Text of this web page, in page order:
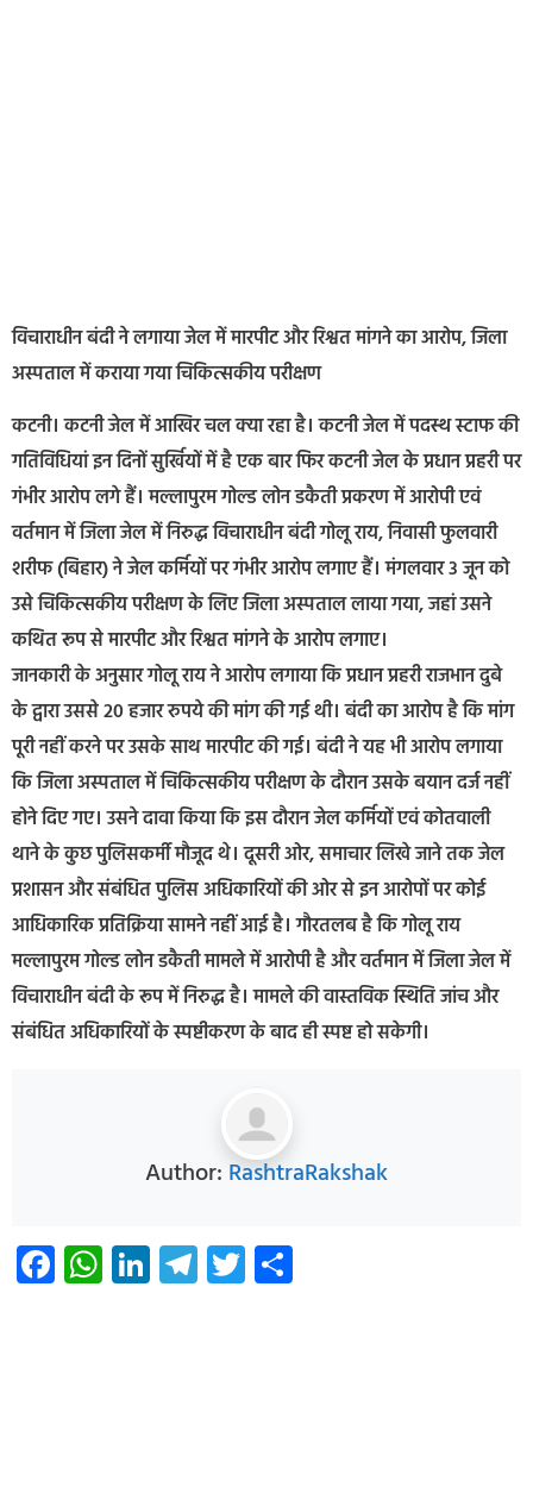
विचाराधीन बंदी ने लगाया जेल में मारपीट और रिश्वत मांगने का आरोप, जिला
अस्पताल में कराया गया चिकित्सकीय परीक्षण
कटनी। कटनी जेल में आखिर चल क्या रहा है। कटनी जेल में पदस्थ स्टाफ की
गतिविधियां इन दिनों सुर्खियों में है एक बार फिर कटनी जेल के प्रधान प्रहरी पर
गंभीर आरोप लगे हैं। मल्लापुरम गोल्ड लोन डकैती प्रकरण में आरोपी एवं
वर्तमान में जिला जेल में निरुद्ध विचाराधीन बंदी गोलू राय, निवासी फुलवारी
शरीफ (बिहार) ने जेल कर्मियों पर गंभीर आरोप लगाए हैं। मंगलवार 3 जून को
उसे चिकित्सकीय परीक्षण के लिए जिला अस्पताल लाया गया, जहां उसने
कथित रूप से मारपीट और रिश्वत मांगने के आरोप लगाए।
जानकारी के अनुसार गोलू राय ने आरोप लगाया कि प्रधान प्रहरी राजभान दुबे
के द्वारा उससे 20 हजार रुपये की मांग की गई थी। बंदी का आरोप है कि मांग
पूरी नहीं करने पर उसके साथ मारपीट की गई। बंदी ने यह भी आरोप लगाया
कि जिला अस्पताल में चिकित्सकीय परीक्षण के दौरान उसके बयान दर्ज नहीं
होने दिए गए। उसने दावा किया कि इस दौरान जेल कर्मियों एवं कोतवाली
थाने के कुछ पुलिसकर्मी मौजूद थे। दूसरी ओर, समाचार लिखे जाने तक जेल
प्रशासन और संबंधित पुलिस अधिकारियों की ओर से इन आरोपों पर कोई
आधिकारिक प्रतिक्रिया सामने नहीं आई है। गौरतलब है कि गोलू राय
मल्लापुरम गोल्ड लोन डकैती मामले में आरोपी है और वर्तमान में जिला जेल में
विचाराधीन बंदी के रूप में निरुद्ध है। मामले की वास्तविक स्थिति जांच और
संबंधित अधिकारियों के स्पष्टीकरण के बाद ही स्पष्ट हो सकेगी।
Author: RashtraRakshak
Facebook
WhatsApp
LinkedIn
Telegram
Twitter